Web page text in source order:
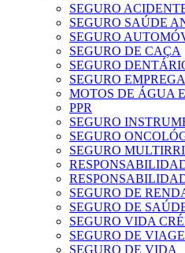
SEGURO
SEGURO SAÚDE
SEGURO
SEGURO DE CAÇA
SEGURO
SEGURO
MOTOS DE ÁGUA
PPR
SEGURO
SEGURO
SEGURO
SEGURO DE
SEGURO DE
SEGURO VIDA
SEGURO DE
SEGURO DE VIDA